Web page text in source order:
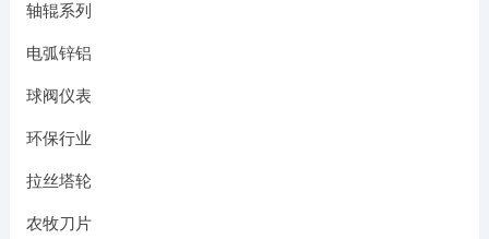
轴辊系列
电弧锌铝
球阀仪表
环保行业
拉丝塔轮
农牧刀片